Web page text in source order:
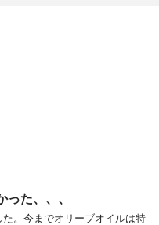
た、、、
。今までオリーブオイルは特